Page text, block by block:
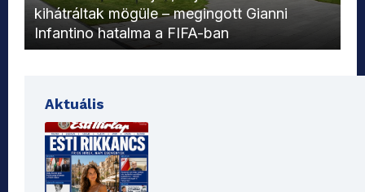
kihátráltak mögüle – megingott Gianni
Infantino hatalma a FIFA-ban
Aktuális